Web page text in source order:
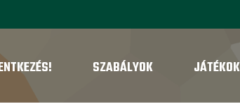
SZABÁLYOK JÁTÉKOK